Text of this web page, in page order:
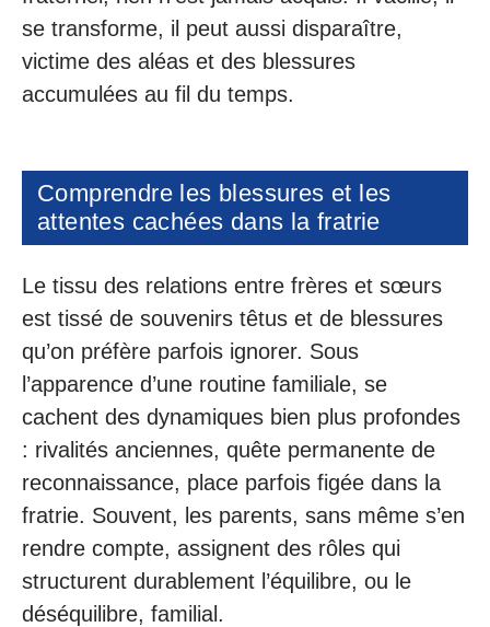
se transforme, il peut aussi disparaître,
victime des aléas et des blessures
accumulées au fil du temps.
Comprendre les blessures et les
attentes cachées dans la fratrie
Le tissu des relations entre frères et sœurs
est tissé de souvenirs têtus et de blessures
qu’on préfère parfois ignorer. Sous
l’apparence d’une routine familiale, se
cachent des dynamiques bien plus profondes
: rivalités anciennes, quête permanente de
reconnaissance, place parfois figée dans la
fratrie. Souvent, les parents, sans même s’en
rendre compte, assignent des rôles qui
structurent durablement l’équilibre, ou le
déséquilibre, familial.